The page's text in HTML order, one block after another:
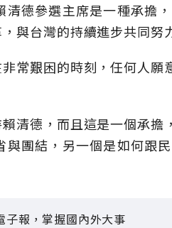
德參選主席是一種承擔
與台灣的持續進步共同努
常艱困的時刻，任何人願
清德，而且這是一個承擔
團結，另一個是如何跟
子報，掌握國內外大事